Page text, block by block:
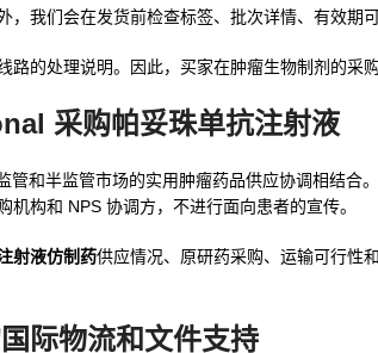
我们会在发货前检查标签、批次详情、有效期
的处理说明。因此，买家在肿瘤生物制剂的采
采购帕妥珠单抗注射液
和半监管市场的实用肿瘤药品供应协调相结合
构和 NPS 协调方，不进行面向患者的宣传。
射液仿制药供应情况、原研药采购、运输可行性
际物流和文件支持